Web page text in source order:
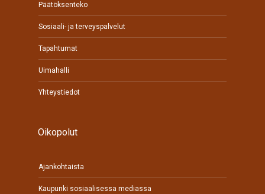
Päätöksenteko
Sosiaali- ja terveyspalvelut
Tapahtumat
Uimahalli
Yhteystiedot
Oikopolut
Ajankohtaista
Kaupunki sosiaalisessa mediassa